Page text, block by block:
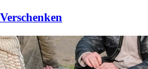
Verschenken